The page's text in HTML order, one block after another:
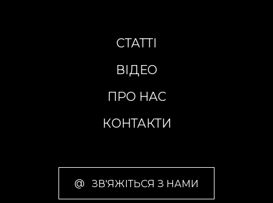
СТАТТІ
ВІДЕО
ПРО НАС
КОНТАКТИ
@ ЗВ'ЯЖІТЬСЯ З НАМИ